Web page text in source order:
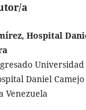
a
Hospital
Universidad
Daniel Camejo
Venezuela